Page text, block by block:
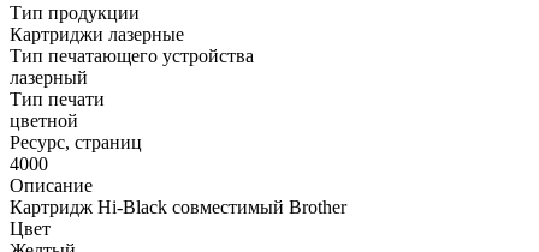
Тип продукции
Картриджи лазерные
Тип печатающего устройства
лазерный
Тип печати
цветной
Ресурс, страниц
4000
Описание
Картридж Hi-Black совместимый Brother
Цвет